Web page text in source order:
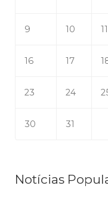
9 10 11
16 17
23 24
30 31
Notícias